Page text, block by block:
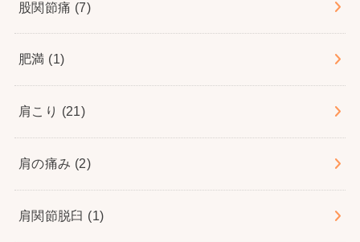
股関節痛 (7)
肥満 (1)
肩こり (21)
肩の痛み (2)
肩関節脱臼 (1)